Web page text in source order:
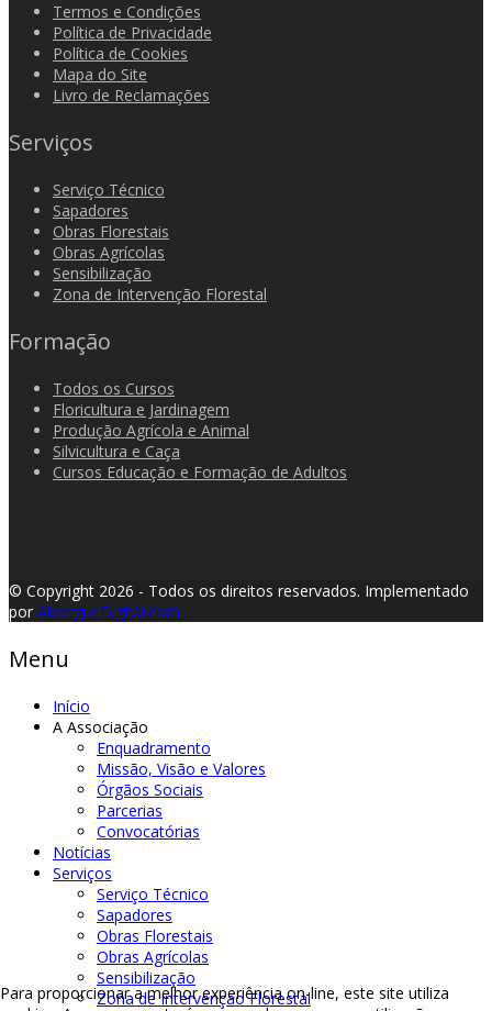
Termos e Condições
Política de Privacidade
Política de Cookies
Mapa do Site
Livro de Reclamações
Serviços
Serviço Técnico
Sapadores
Obras Florestais
Obras Agrícolas
Sensibilização
Zona de Intervenção Florestal
Formação
Todos os Cursos
Floricultura e Jardinagem
Produção Agrícola e Animal
Silvicultura e Caça
Cursos Educação e Formação de Adultos
© Copyright 2026 - Todos os direitos reservados. Implementado
por AlbergueDigital.com
Menu
Início
A Associação
Enquadramento
Missão, Visão e Valores
Órgãos Sociais
Parcerias
Convocatórias
Notícias
Serviços
Serviço Técnico
Sapadores
Obras Florestais
Obras Agrícolas
Sensibilização
Zona de Intervenção Florestal
Para proporcionar a melhor experiência on-line, este site utiliza